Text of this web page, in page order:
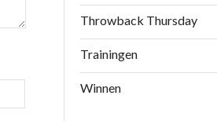
Throwback Thursday
Trainingen
Winnen